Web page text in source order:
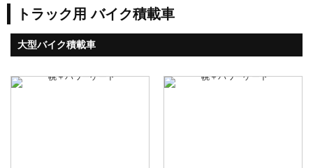
トラック用 バイク積載車
大型バイク積載車